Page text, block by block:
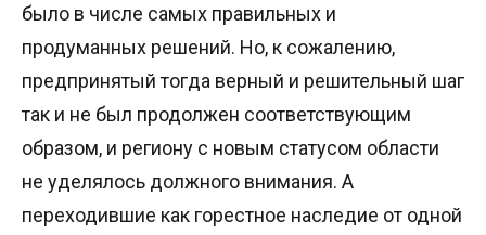
было в числе самых правильных и
продуманных решений. Но, к сожалению,
предпринятый тогда верный и решительный шаг
так и не был продолжен соответствующим
образом, и региону с новым статусом области
не уделялось должного внимания. А
переходившие как горестное наследие от одной